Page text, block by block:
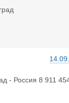
- Россия 8 911